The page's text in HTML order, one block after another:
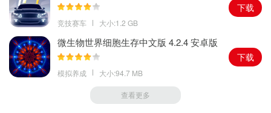
竞技赛车 大小:1.2 GB
下载
微生物世界细胞生存中文版 4.2.4 安卓版
模拟养成 大小:94.7 MB
下载
查看更多